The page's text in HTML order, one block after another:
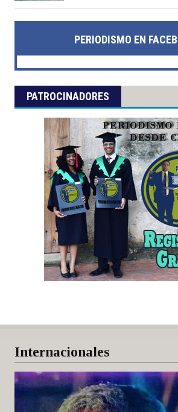
PERIODISMO EN
PATROCINADORES
Internacionales